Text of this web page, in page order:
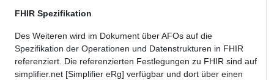
FHIR Spezifikation
Des Weiteren wird im Dokument über AFOs auf die
Spezifikation der Operationen und Datenstrukturen in FHIR
referenziert. Die referenzierten Festlegungen zu FHIR sind auf
simplifier.net [Simplifier eRg] verfügbar und dort über einen